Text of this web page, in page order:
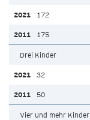
172
175
Drei Kinder
32
50
Vier und mehr Kinder